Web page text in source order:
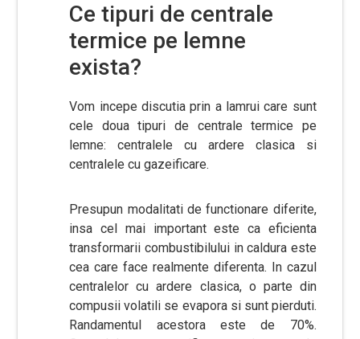
Ce tipuri de centrale
termice pe lemne
exista?
Vom incepe discutia prin a lamrui care sunt
cele doua tipuri de centrale termice pe
lemne: centralele cu ardere clasica si
centralele cu gazeificare.
Presupun modalitati de functionare diferite,
insa cel mai important este ca eficienta
transformarii combustibilului in caldura este
cea care face realmente diferenta. In cazul
centralelor cu ardere clasica, o parte din
compusii volatili se evapora si sunt pierduti.
Randamentul acestora este de 70%.